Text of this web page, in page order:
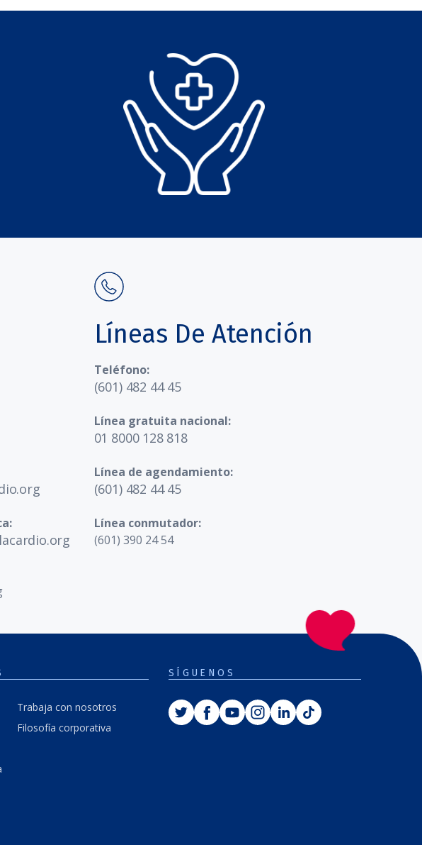
Líneas De Atención
Teléfono:
(601) 482 44 45
Línea gratuita nacional:
01 8000 128 818
Línea de agendamiento:
(601) 482 44 45
Línea conmutador:
(601) 390 24 54
Trabaja con nosotros
Filosofía corporativa
SÍGUENOS
TwitterFacebook
YoutubeInstagram
LinkedinTiktok